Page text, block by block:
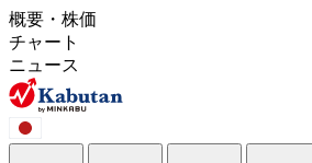
概要・株価
チャート
ニュース